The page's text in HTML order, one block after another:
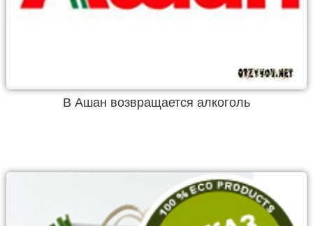
В Ашан возвращается алкоголь